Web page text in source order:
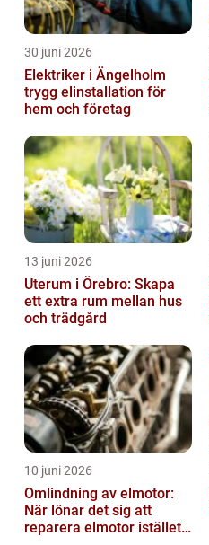
30 juni 2026
Elektriker i Ängelholm
trygg elinstallation för
hem och företag
13 juni 2026
Uterum i Örebro: Skapa
ett extra rum mellan hus
och trädgård
10 juni 2026
Omlindning av elmotor:
När lönar det sig att
reparera elmotor istället